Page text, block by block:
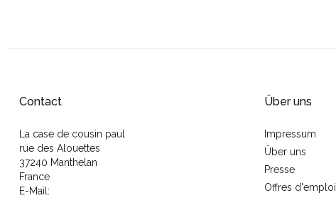
Contact
La case de cousin paul
rue des Alouettes
37240 Manthelan
France
E-Mail:
Über uns
Impressum
Über uns
Presse
Offres d'emploi